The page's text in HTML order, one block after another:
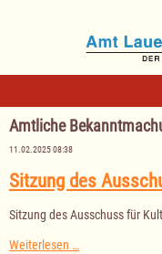
Amtliche
11.02.2025 08:38
Sitzung des
Sitzung des Ausschuss für
Weiterlesen …Sitzung